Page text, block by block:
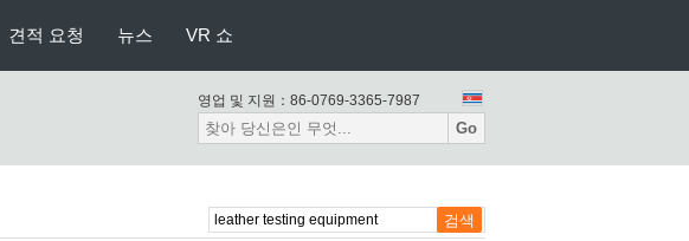
견적 요청 뉴스 VR 쇼
영업 및 지원： 86-0769-3365-7987
Go